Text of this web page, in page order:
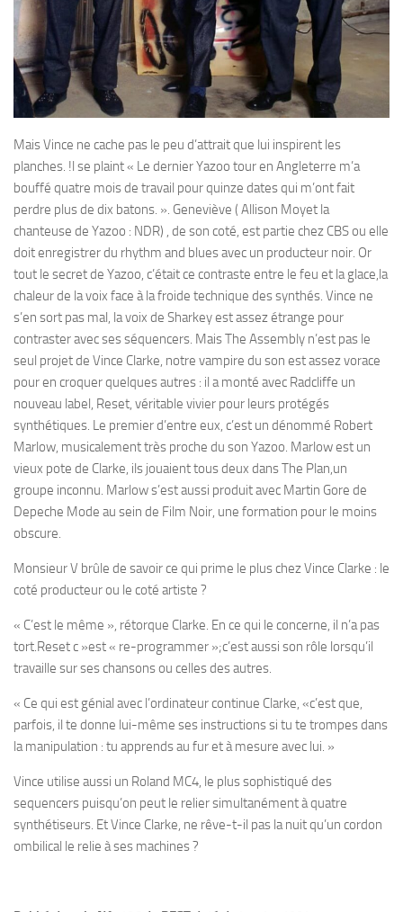
Mais Vince ne cache pas le peu d’attrait que lui inspirent les
planches. !l se plaint « Le dernier Yazoo tour en Angleterre m’a
bouffé quatre mois de travail pour quinze dates qui m’ont fait
perdre plus de dix batons. ». Geneviève ( Allison Moyet la
chanteuse de Yazoo : NDR) , de son coté, est partie chez CBS ou elle
doit enregistrer du rhythm and blues avec un producteur noir. Or
tout le secret de Yazoo, c’était ce contraste entre le feu et la glace,la
chaleur de la voix face à la froide technique des synthés. Vince ne
s’en sort pas mal, la voix de Sharkey est assez étrange pour
contraster avec ses séquencers. Mais The Assembly n’est pas le
seul projet de Vince Clarke, notre vampire du son est assez vorace
pour en croquer quelques autres : il a monté avec Radcliffe un
nouveau label, Reset, véritable vivier pour leurs protégés
synthétiques. Le premier d’entre eux, c’est un dénommé Robert
Marlow, musicalement très proche du son Yazoo. Marlow est un
vieux pote de Clarke, ils jouaient tous deux dans The Plan,un
groupe inconnu. Marlow s’est aussi produit avec Martin Gore de
Depeche Mode au sein de Film Noir, une formation pour le moins
obscure.
Monsieur V brûle de savoir ce qui prime le plus chez Vince Clarke : le
coté producteur ou le coté artiste ?
« C’est le même », rétorque Clarke. En ce qui le concerne, il n’a pas
tort.Reset c »est « re-programmer »;c’est aussi son rôle lorsqu’il
travaille sur ses chansons ou celles des autres.
« Ce qui est génial avec l’ordinateur continue Clarke, «c’est que,
parfois, il te donne lui-même ses instructions si tu te trompes dans
la manipulation : tu apprends au fur et à mesure avec lui. »
Vince utilise aussi un Roland MC4, le plus sophistiqué des
sequencers puisqu’on peut le relier simultanément à quatre
synthétiseurs. Et Vince Clarke, ne rêve-t-il pas la nuit qu’un cordon
ombilical le relie à ses machines ?